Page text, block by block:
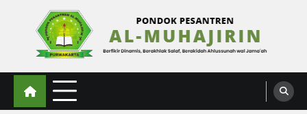
Al-Muhajirin
Berpikir Dinamis – Berakhlak Salaf – Berakidah Ahlussunah wal Jamaah